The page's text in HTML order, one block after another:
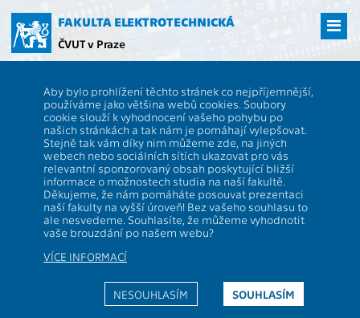
hlavní
obsah
FAKULTA ELEKTROTECHNICKÁ
ČVUT v Praze
Aby bylo prohlížení těchto stránek co nejpříjemnější,
používáme jako většina webů cookies. Soubory
cookie slouží k vyhodnocení vašeho pohybu po
našich stránkách a tak nám je pomáhají vylepšovat.
Stejně tak vám díky nim můžeme zde, na jiných
webech nebo sociálních sítích ukazovat pro vás
relevantní sponzorovaný obsah poskytující bližší
informace o možnostech studia na naší fakultě.
Děkujeme, že nám pomáháte posouvat prezentaci
naší fakulty na vyšší úroveň! Bez vašeho souhlasu to
ale nesvedeme. Souhlasíte, že můžeme vyhodnotit
vaše brouzdání po našem webu?
VÍCE INFORMACÍ
SOUHLASÍM
NESOUHLASÍM
elektronické systémy - Vysokofrekvenční a digitální technika
Studijní plán
Popis stránky:
Studijní plán je předpis studijních povinností,
které student musí splnit, aby úspěšně
absolvoval daný druh studia (např. prezenční,
magisterský program, základní blok). Studijní
plán je seznam předmětů, z nichž student musí
získatminimálně stanovený počet kreditů
(absolutně)v předepsané skladbě. Předepsaná
skladba je vyjádřena takto:
Předměty plánu jsou rozděleny do několika
skupin. Z každé skupiny student musí získat